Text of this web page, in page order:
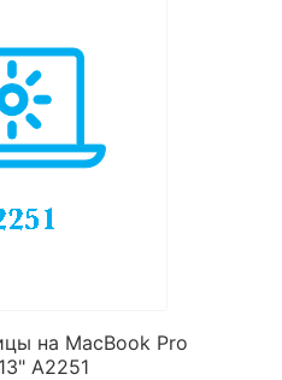
на MacBook Pro
A2251